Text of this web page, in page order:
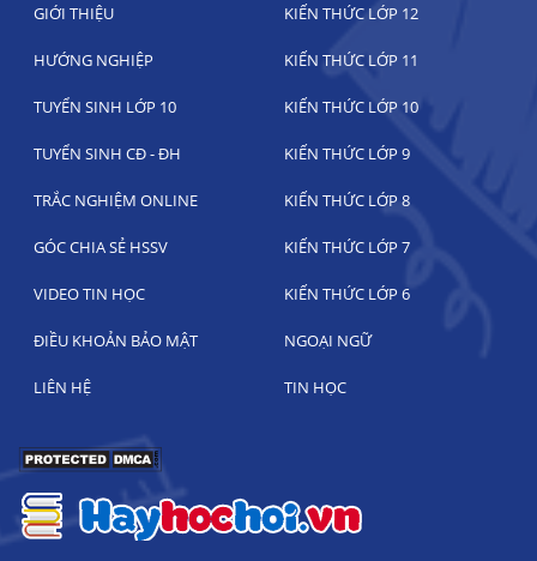
GIỚI THIỆU KIẾN THỨC LỚP 12
HƯỚNG NGHIỆP KIẾN THỨC LỚP 11
TUYỂN SINH LỚP 10 KIẾN THỨC LỚP 10
TUYỂN SINH CĐ - ĐH KIẾN THỨC LỚP 9
TRẮC NGHIỆM ONLINE KIẾN THỨC LỚP 8
GÓC CHIA SẺ HSSV KIẾN THỨC LỚP 7
VIDEO TIN HỌC KIẾN THỨC LỚP 6
ĐIỀU KHOẢN BẢO MẬT NGOẠI NGỮ
LIÊN HỆ TIN HỌC